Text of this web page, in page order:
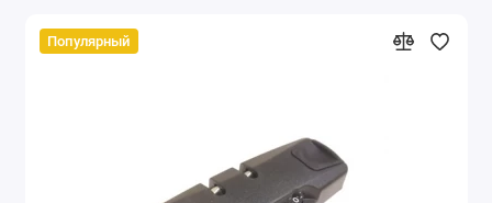
Популярный